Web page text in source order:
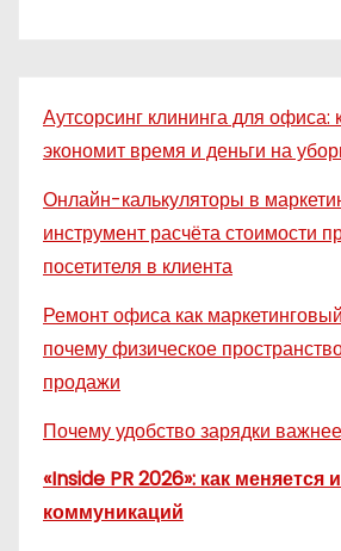
Аутсорсинг клининга для офиса:
экономит время и деньги на
Онлайн-калькуляторы в
инструмент расчёта стоимости
посетителя в клиента
Ремонт офиса как
почему физическое
продажи
Почему удобство зарядки
«Inside PR 2026»: как меняется
коммуникаций